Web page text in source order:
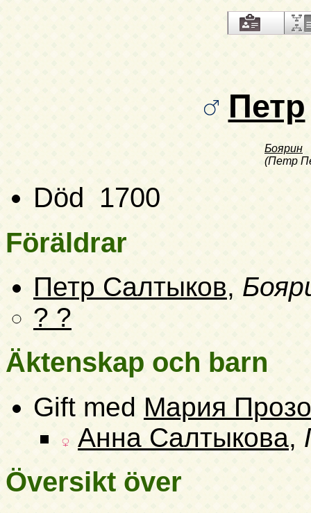
Петр
Боярин
(Петр
Död 1700
Föräldrar
Петр Салтыков,
? ?
Äktenskap och barn
Gift med Мария
Анна Салтыкова,
Översikt över